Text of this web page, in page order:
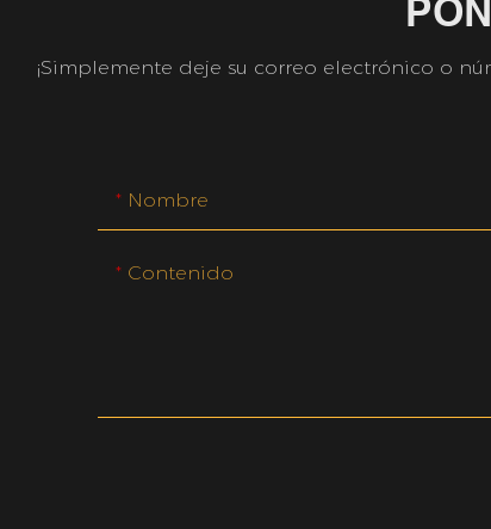
¡Simplemente deje su correo electrónico o
Nombre
Contenido